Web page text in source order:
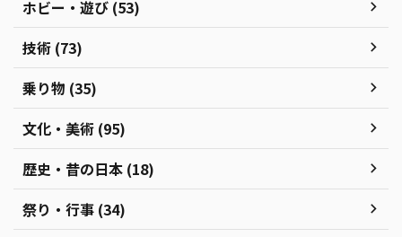
ホビー・遊び (53)
技術 (73)
乗り物 (35)
文化・美術 (95)
歴史・昔の日本 (18)
祭り・行事 (34)